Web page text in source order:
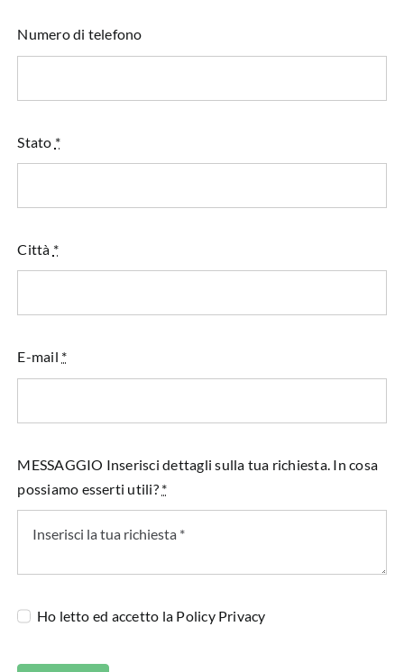
Numero di telefono
Stato *
Città *
E-mail *
MESSAGGIO Inserisci dettagli sulla tua richiesta. In cosa
possiamo esserti utili? *
Ho letto ed accetto la Policy Privacy